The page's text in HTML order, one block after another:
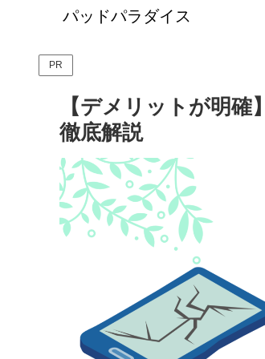
パッドパラダイス
PR
【デメリットが明
徹底解説